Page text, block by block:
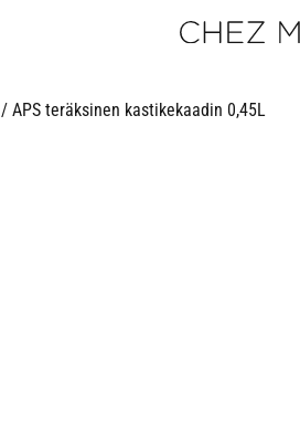
/ APS teräksinen kastikekaadin 0,45L